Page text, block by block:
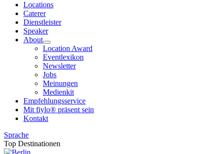
Locations
Caterer
Dienstleister
Speaker
About
Location Award
Eventlexikon
Newsletter
Jobs
Meinungen
Medienkit
Empfehlungsservice
Mit fiylo® präsent sein
Kontakt
Sprache
Top Destinationen